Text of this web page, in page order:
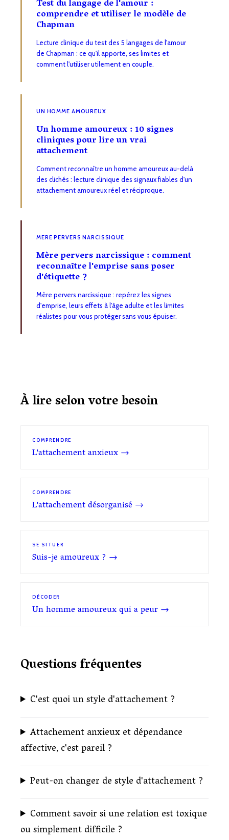
Test du langage de l'amour :
comprendre et utiliser le modèle de
Chapman
Lecture clinique du test des 5 langages de l'amour
de Chapman : ce qu'il apporte, ses limites et
comment l'utiliser utilement en couple.
UN HOMME AMOUREUX
Un homme amoureux : 10 signes
cliniques pour lire un vrai
attachement
Comment reconnaître un homme amoureux au-delà
des clichés : lecture clinique des signaux fiables d'un
attachement amoureux réel et réciproque.
MERE PERVERS NARCISSIQUE
Mère pervers narcissique : comment
reconnaître l'emprise sans poser
d'étiquette ?
Mère pervers narcissique : repérez les signes
d'emprise, leurs effets à l'âge adulte et les limites
réalistes pour vous protéger sans vous épuiser.
À lire selon votre besoin
COMPRENDRE
L'attachement anxieux →
COMPRENDRE
L'attachement désorganisé →
SE SITUER
Suis-je amoureux ? →
DÉCODER
Un homme amoureux qui a peur →
Questions fréquentes
C'est quoi un style d'attachement ?
Attachement anxieux et dépendance
affective, c'est pareil ?
Peut-on changer de style d'attachement ?
Comment savoir si une relation est toxique
ou simplement difficile ?